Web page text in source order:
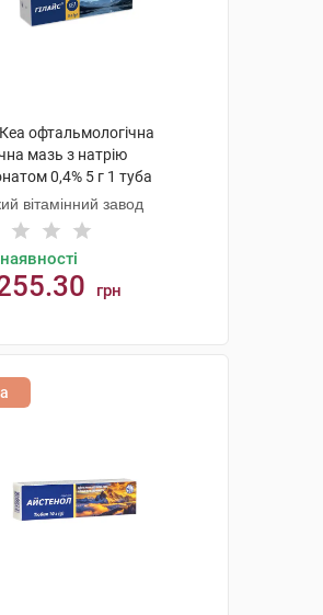
офтальмологічна
мазь з натрію
0,4% 5 г 1 туба
вітамінний завод
грн